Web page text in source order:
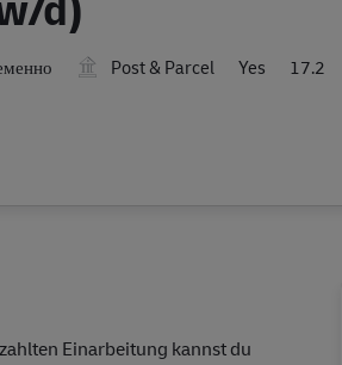
Post & Parcel Yes
17.2
Einarbeitung kannst du